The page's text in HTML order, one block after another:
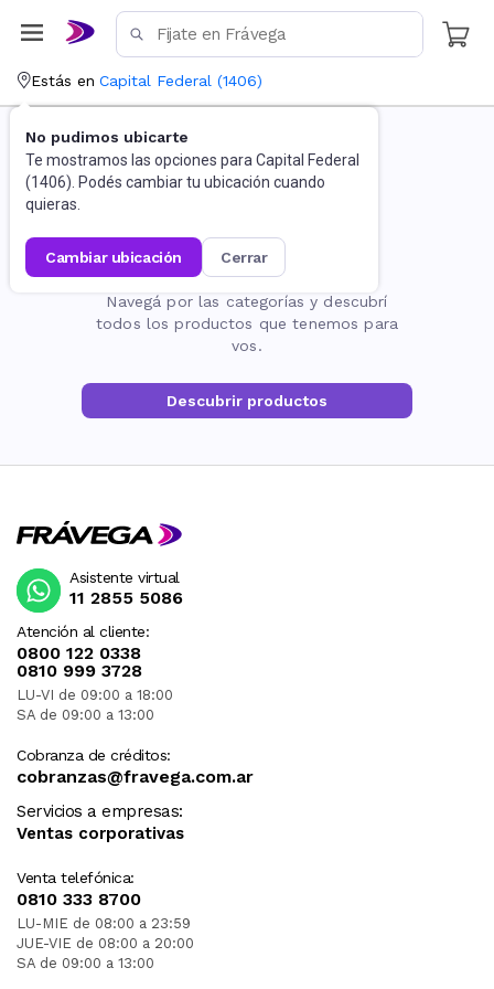
Estás en Capital Federal (1406)
No pudimos ubicarte
Te mostramos las opciones para Capital Federal
(1406). Podés cambiar tu ubicación cuando
quieras.
cambiar ubicación cerrar
La página no existe
Navegá por las categorías y descubrí
todos los productos que tenemos para
vos.
Descubrir productos
Atención al cliente:
0800 122 0338
0810 999 3728
LU-VI de 09:00 a 18:00
SA de 09:00 a 13:00
Cobranza de créditos:
cobranzas@fravega.com.ar
Servicios a empresas:
Ventas corporativas
Venta telefónica:
0810 333 8700
LU-MIE de 08:00 a 23:59
JUE-VIE de 08:00 a 20:00
SA de 09:00 a 13:00
Asistente virtual
11 2855 5086